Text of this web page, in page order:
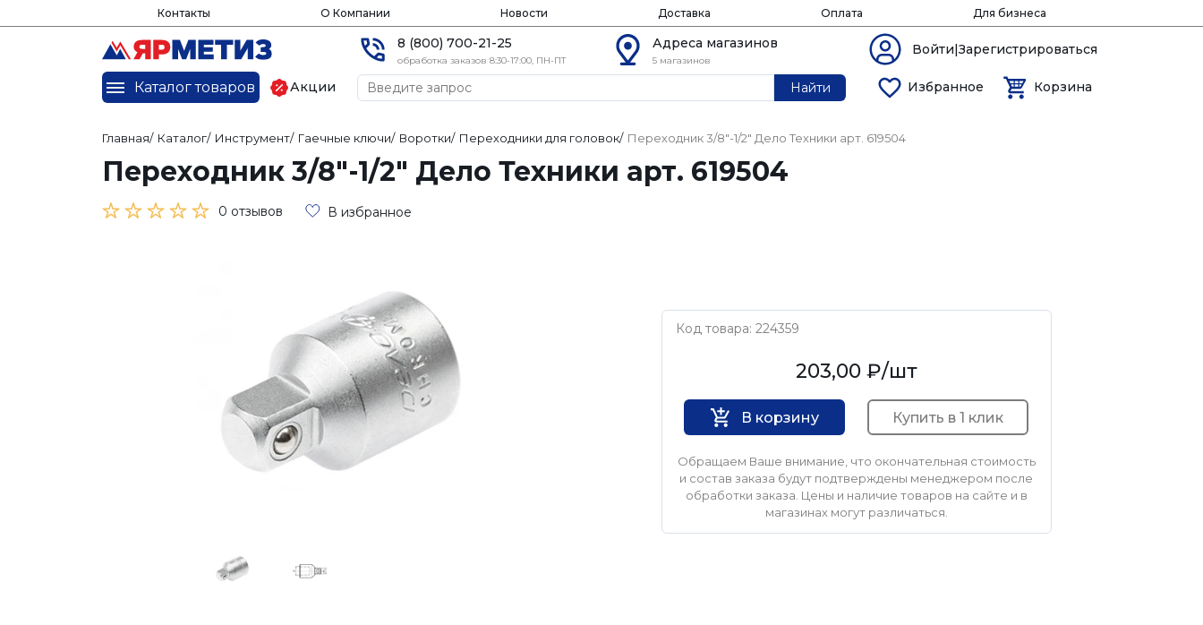
Контакты О Компании Новости Доставка Оплата Для бизнеса
8 (800) 700-21-25
обработка заказов 8:30-17:00, ПН-ПТ
Адреса магазинов
5 магазинов
Войти|Зарегистрироваться
Каталог товаров Акции Найти Избранное Корзина
Главная/ Каталог/ Инструмент/ Гаечные ключи/ Воротки/ Переходники для головок/ Переходник 3/8"-1/2" Дело Техники арт. 619504
Переходник 3/8"-1/2" Дело Техники арт. 619504
0 отзывов В избранное
Код товара: 224359
203,00 ₽/шт
В корзину Купить в 1 клик
Обращаем Ваше внимание, что окончательная стоимость
и состав заказа будут подтверждены менеджером после
обработки заказа. Цены и наличие товаров на сайте и в
магазинах могут различаться.